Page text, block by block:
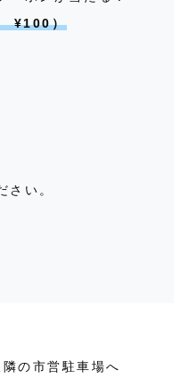
¥100）
さい。
の市営駐車場へ